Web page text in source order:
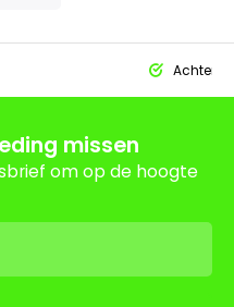
Achteraf
missen
om op de hoogte